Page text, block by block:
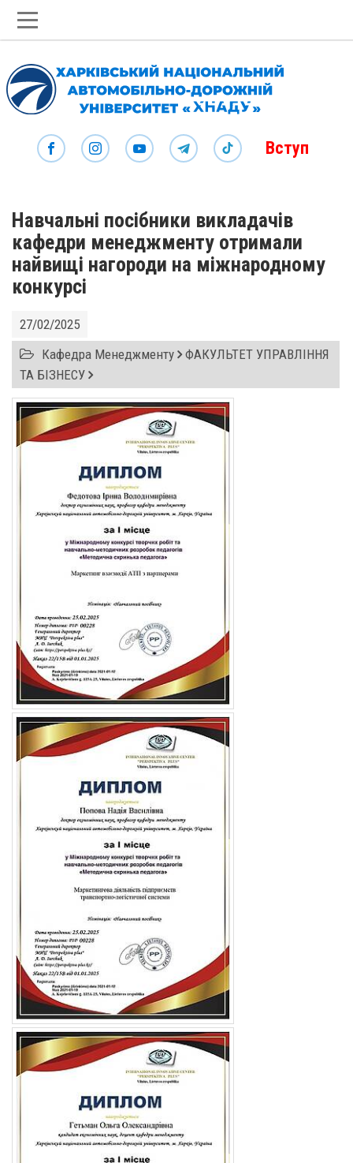
Вступ
Навчальні посібники викладачів
кафедри менеджменту отримали
найвищі нагороди на міжнародному
конкурсі
27/02/2025
Кафедра Менеджменту ФАКУЛЬТЕТ УПРАВЛІННЯ
ТА БІЗНЕСУ